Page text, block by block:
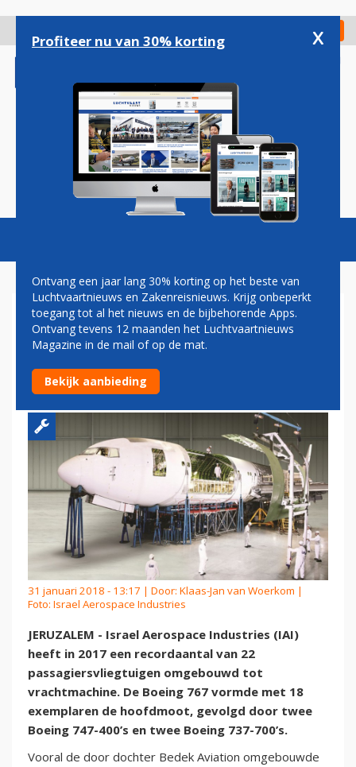
gaan
Check in
Magazine Podcasts Vacatures
IAI VERBOUWT 22
PASSAGIERSVLIEGTUIGEN
TOT VRACHTKIST
31 januari 2018 - 13:17 | Door: Klaas-Jan van Woerkom |
Foto: Israel Aerospace Industries
JERUZALEM - Israel Aerospace Industries (IAI)
heeft in 2017 een recordaantal van 22
passagiersvliegtuigen omgebouwd tot
vrachtmachine. De Boeing 767 vormde met 18
exemplaren de hoofdmoot, gevolgd door twee
Boeing 747-400’s en twee Boeing 737-700’s.
Vooral de door dochter Bedek Aviation omgebouwde
Profiteer nu van 30% korting x
Ontvang een jaar lang 30% korting op het beste van
Luchtvaartnieuws en Zakenreisnieuws. Krijg onbeperkt
toegang tot al het nieuws en de bijbehorende Apps.
Ontvang tevens 12 maanden het Luchtvaartnieuws
Magazine in de mail of op de mat.
Bekijk aanbieding